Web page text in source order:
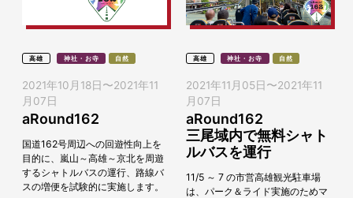
高雄 神社・お寺 自然
2021年10月18日 〜2021年11
月07日
aRound162
国道162号周辺への回遊性向上を
目的に、嵐山～高雄～京北を周遊
するシャトルバスの運行、路線バ
スの増便を試験的に実施します。
高雄 神社・お寺 自然
2021年11月05日 〜2021年11
月07日
aRound162
三尾域内で無料シャト
ルバスを運行
11/5 ～ 7 の市営高雄観光駐車場
は、パーク＆ライド実施のためマ